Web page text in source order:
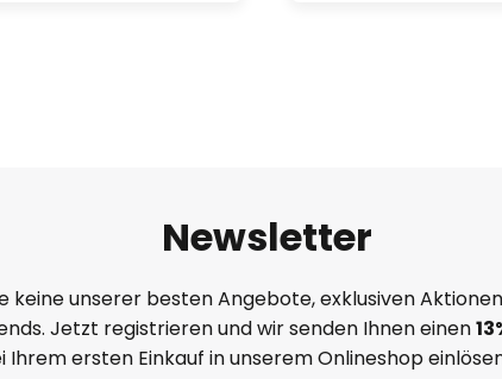
Newsletter
keine unserer besten Angebote, exklusiven
Jetzt registrieren und wir senden Ihnen einen
Ihrem ersten Einkauf in unserem Onlineshop